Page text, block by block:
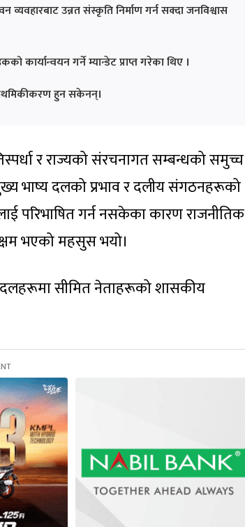
उन्नत संस्कृति निर्माण गर्न सक्दा जनविश्वास
गर्ने म्यान्डेट प्राप्त गरेका थिए ।
हुन सकेनन्।
र राज्यको संरचनागत सम्बन्धको समुच्च
भाष्य दलको प्रभाव र दलीय संगठनहरूको
परिभाषित गर्न नसकेका कारण राजनीतिक
भएको महसुस भयो।
सीमित नेताहरूको शासकीय